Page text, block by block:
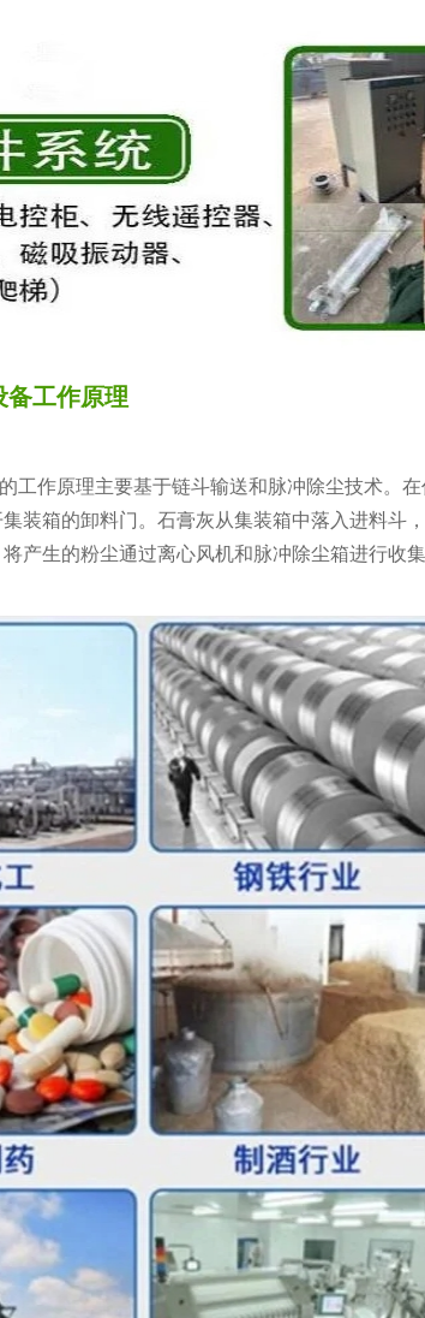
工作原理
工作原理主要基于链斗输送和脉冲除尘技术。
装箱的卸料门。石膏灰从集装箱中落入进料斗
产生的粉尘通过离心风机和脉冲除尘箱进行收